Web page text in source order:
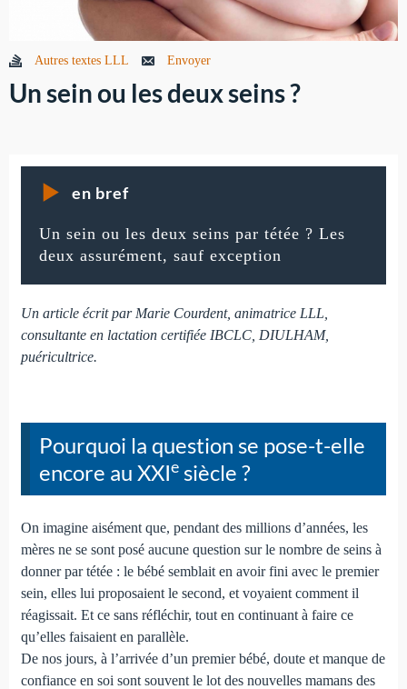
Autres textes LLL Envoyer
Un sein ou les deux seins ?
en bref
Un sein ou les deux seins par tétée ? Les
deux assurément, sauf exception
Un article écrit par Marie Courdent, animatrice LLL,
consultante en lactation certifiée IBCLC, DIULHAM,
puéricultrice.
Pourquoi la question se pose-t-elle
encore au XXIesiècle ?
On imagine aisément que, pendant des millions d’années, les
mères ne se sont posé aucune question sur le nombre de seins à
donner par tétée : le bébé semblait en avoir fini avec le premier
sein, elles lui proposaient le second, et voyaient comment il
réagissait. Et ce sans réfléchir, tout en continuant à faire ce
qu’elles faisaient en parallèle.
De nos jours, à l’arrivée d’un premier bébé, doute et manque de
confiance en soi sont souvent le lot des nouvelles mamans des